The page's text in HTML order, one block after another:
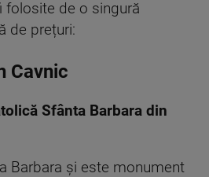
folosite de o singură
de prețuri:
Cavnic
Sfânta Barbara din
Barbara și este monument